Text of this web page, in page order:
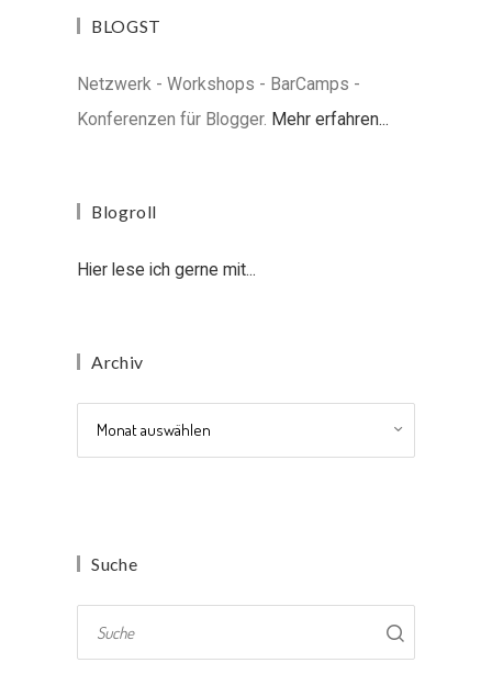
BLOGST
Netzwerk - Workshops - BarCamps -
Konferenzen für Blogger. Mehr erfahren...
Blogroll
Hier lese ich gerne mit...
Archiv
Suche